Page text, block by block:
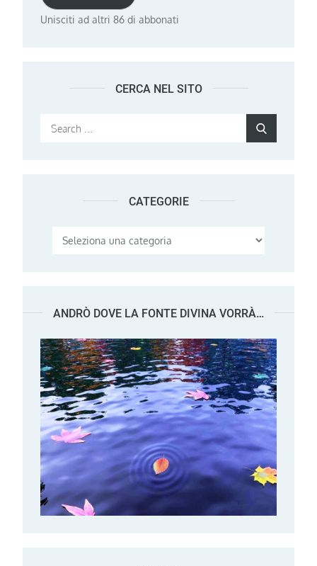
Unisciti ad altri 86 di abbonati
CERCA NEL SITO
Search
CATEGORIE
Categorie
ANDRÒ DOVE LA FONTE DIVINA VORRÀ…